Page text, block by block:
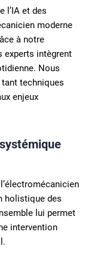
l’IA et des
moderne
à notre
experts intègrent
Nous
techniques
enjeux
holistique des
lui permet
intervention